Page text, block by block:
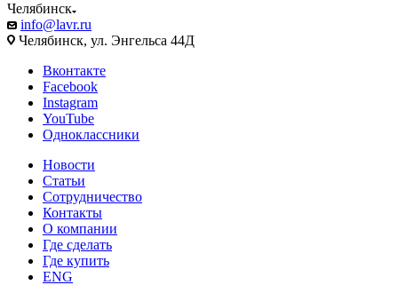
Челябинск
info@lavr.ru
Челябинск, ул. Энгельса 44Д
Вконтакте
Facebook
Instagram
YouTube
Одноклассники
Новости
Статьи
Сотрудничество
Контакты
О компании
Где сделать
Где купить
ENG